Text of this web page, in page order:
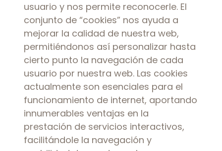
usuario y nos permite reconocerle. El
conjunto de “cookies” nos ayuda a
mejorar la calidad de nuestra web,
permitiéndonos así personalizar hasta
cierto punto la navegación de cada
usuario por nuestra web. Las cookies
actualmente son esenciales para el
funcionamiento de internet, aportando
innumerables ventajas en la
prestación de servicios interactivos,
facilitándole la navegación y